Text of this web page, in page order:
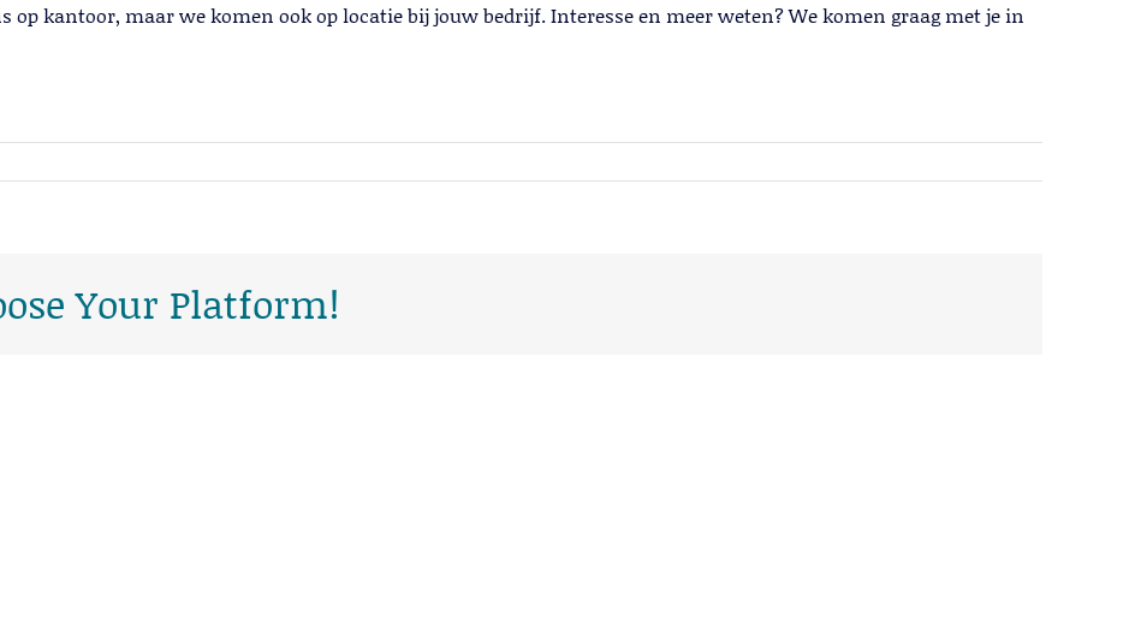
kantoor, maar we komen ook op locatie bij jouw bedrijf. Interesse en meer weten? We komen graag met je in
Your Platform!